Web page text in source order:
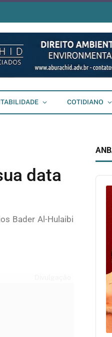
COTIDIANO
data
Bader Al-Hulaibi
Audio